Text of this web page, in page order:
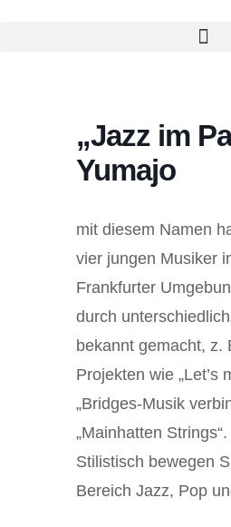
„Jazz im
Yumajo
mit diesem Namen
vier jungen Musiker
Frankfurter
durch
bekannt gemacht, z.
Projekten wie „Let’s
„Bridges-Musik
„Mainhatten Strings“.
Stilistisch bewegen
Bereich Jazz, Pop